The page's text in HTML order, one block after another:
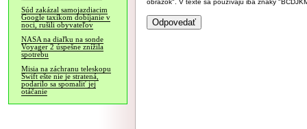
Súd zakázal samojazdiacim
Google taxíkom dobíjanie v
noci, rušili obyvateľov
NASA na diaľku na sonde
Voyager 2 úspešne znížila
spotrebu
Misia na záchranu teleskopu
Swift ešte nie je stratená,
podarilo sa spomaliť jej
otáčanie
obrázok". V texte sa používajú iba znaky